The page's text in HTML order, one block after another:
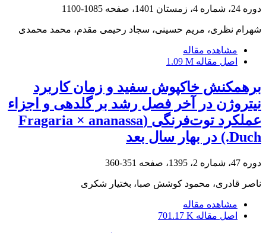
دوره 24، شماره 4، زمستان 1401، صفحه 1085-1100
شهرام نظری، مریم حسینی، سجاد رحیمی مقدم، محمد محمدی
مشاهده مقاله
اصل مقاله 1.09 M
برهمکنش خاکپوش سفید و زمان کاربرد
نیتروژن در آخر فصل رشد بر گلدهی و اجزاء
عملکرد توت‌فرنگی (Fragaria × ananassa
Duch.) در بهار سال بعد
دوره 47، شماره 2، 1395، صفحه 351-360
ناصر قادری، محمود کوشش صبا، بختیار شکری
مشاهده مقاله
اصل مقاله 701.17 K